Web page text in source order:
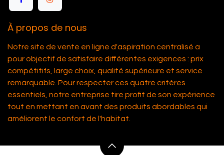
À propos de nous
Notre site de vente en ligne d'aspiration centralisé a
pour objectif de satisfaire différentes exigences : prix
compétitifs, large choix, qualité supérieure et service
remarquable. Pour respecter ces quatre critères
essentiels, notre entreprise tire profit de son expérience
tout en mettant en avant des produits abordables qui
améliorent le confort de l'habitat.